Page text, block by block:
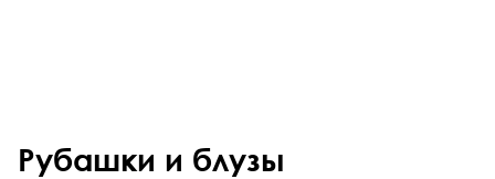
Рубашки и блузы